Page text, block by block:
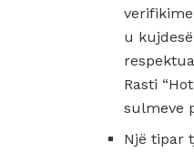
u
Rasti
sulmeve
Një tipar